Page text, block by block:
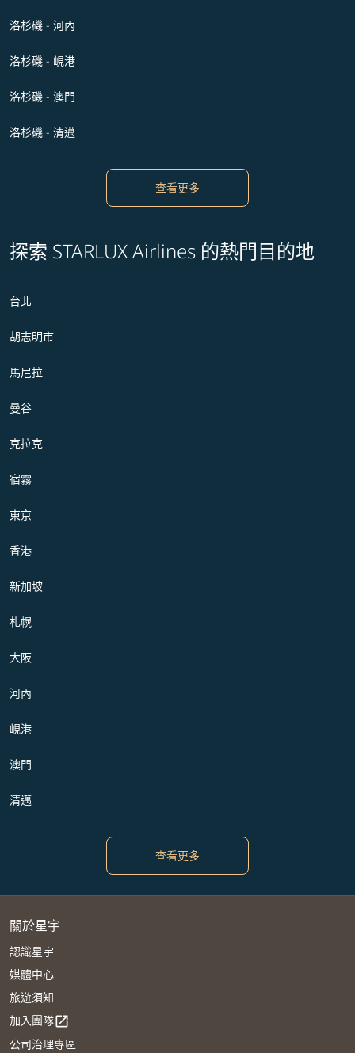
洛杉磯 - 河內
洛杉磯 - 峴港
洛杉磯 - 澳門
洛杉磯 - 清邁
查看更多
探索 STARLUX Airlines 的熱門目的地
台北
胡志明市
馬尼拉
曼谷
克拉克
宿霧
東京
香港
新加坡
札幌
大阪
河內
峴港
澳門
清邁
查看更多
關於星宇
認識星宇
媒體中心
旅遊須知
加入團隊open_in_new
公司治理專區